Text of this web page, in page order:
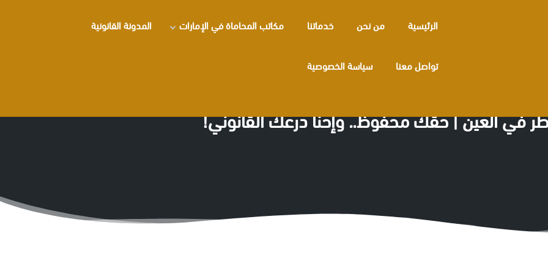
الرئيسية من نحن خدماتنا مكاتب المحاماة في الإمارات المدونة القانونية
تواصل معنا سياسة الخصوصية
في العين | حقّك محفوظ.. وإحنا درعك القانوني!